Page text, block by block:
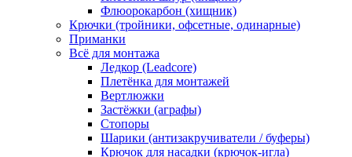
Флюорокарбон (хищник)
Крючки (тройники, офсетные, одинарные)
Приманки
Всё для монтажа
Ледкор (Leadcore)
Плетёнка для монтажей
Вертлюжки
Застёжки (аграфы)
Стопоры
Шарики (антизакручиватели / буферы)
Крючок для насадки (крючок-игла)